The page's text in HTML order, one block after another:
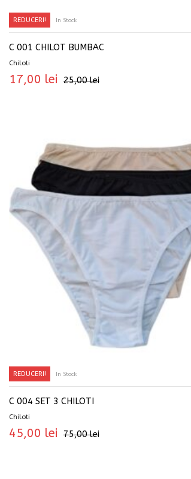
REDUCERI! In Stock
C 001 CHILOT BUMBAC
Chiloti
25,00lei
17,00 lei
REDUCERI! In Stock
C 004 SET 3 CHILOTI
Chiloti
75,00lei
45,00 lei